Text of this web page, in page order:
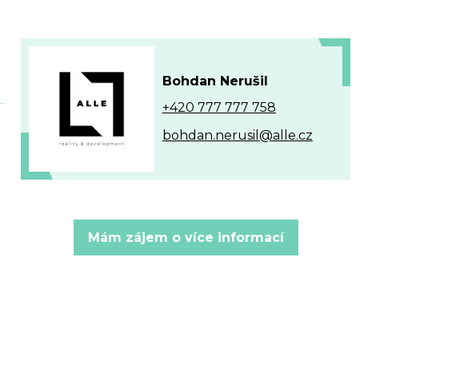
Bohdan Nerušil
+420 777 777 758
bohdan.nerusil@alle.cz
Mám zájem o více informací